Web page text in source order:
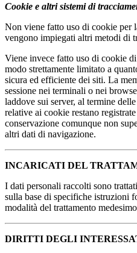
Cookie e altri sistemi di
Non viene fatto uso di cookie per
vengono impiegati altri metodi di
Viene invece fatto uso di cookie
modo strettamente limitato a
sicura ed efficiente dei siti. La
sessione nei terminali o nei
laddove sui server, al termine
relative ai cookie restano
conservazione comunque non
altri dati di navigazione.
INCARICATI DEL
I dati personali raccolti sono
sulla base di specifiche istruzioni
modalità del trattamento
DIRITTI DEGLI